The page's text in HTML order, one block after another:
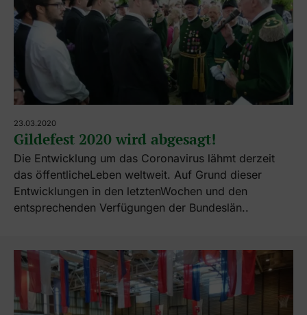
23.03.2020
Gildefest 2020 wird abgesagt!
Die Entwicklung um das Coronavirus lähmt derzeit
das öffentlicheLeben weltweit. Auf Grund dieser
Entwicklungen in den letztenWochen und den
entsprechenden Verfügungen der Bundeslän..